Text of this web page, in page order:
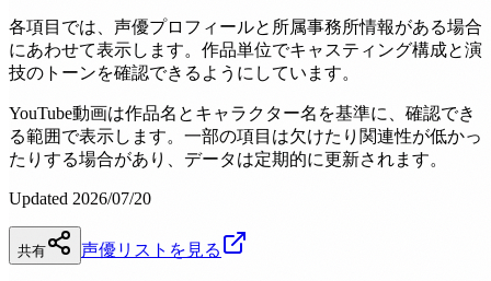
各項目では、声優プロフィールと所属事務所情報がある場合
にあわせて表示します。作品単位でキャスティング構成と演
技のトーンを確認できるようにしています。
YouTube動画は作品名とキャラクター名を基準に、確認でき
る範囲で表示します。一部の項目は欠けたり関連性が低かっ
たりする場合があり、データは定期的に更新されます。
Updated 2026/07/20
共有 声優リストを見る